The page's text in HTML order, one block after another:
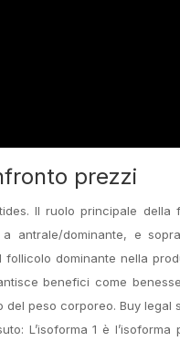
prezzi
Il ruolo principale della
dominante, e
dominante nella
benefici come
del peso corporeo. Buy
L’isoforma 1 è